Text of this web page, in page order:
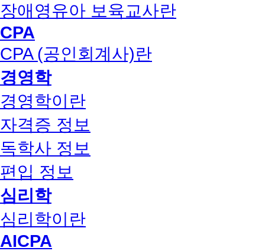
장애영유아 보육교사란
CPA
CPA (공인회계사)란
경영학
경영학이란
자격증 정보
독학사 정보
편입 정보
심리학
심리학이란
AICPA